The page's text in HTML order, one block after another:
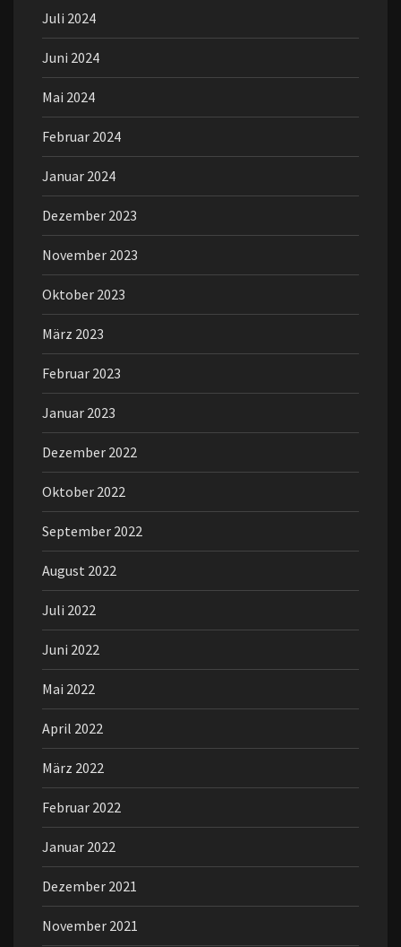
Juli 2024
Juni 2024
Mai 2024
Februar 2024
Januar 2024
Dezember 2023
November 2023
Oktober 2023
März 2023
Februar 2023
Januar 2023
Dezember 2022
Oktober 2022
September 2022
August 2022
Juli 2022
Juni 2022
Mai 2022
April 2022
März 2022
Februar 2022
Januar 2022
Dezember 2021
November 2021